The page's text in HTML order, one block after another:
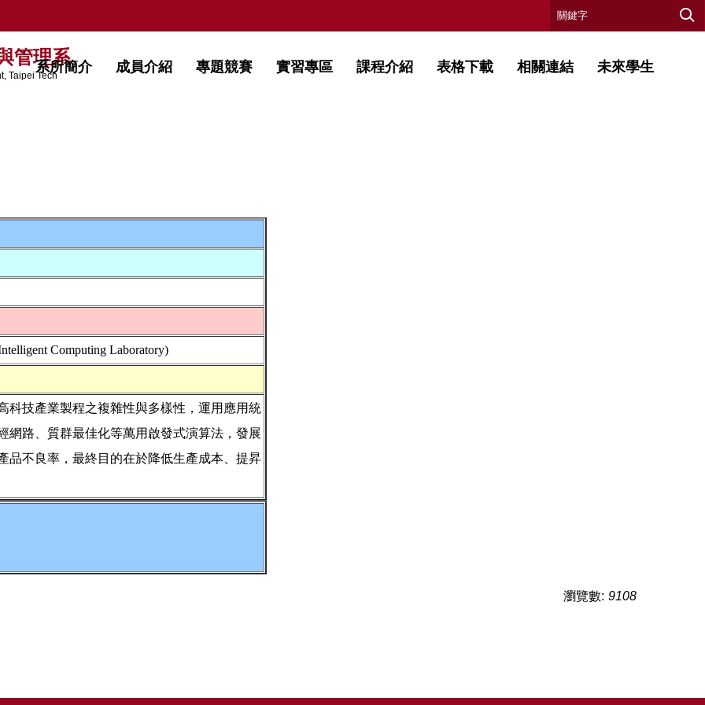
管理系
Taipei Tech
系所簡介 成員介紹 專題競賽 實習專區 課程介紹 表格下載 相關連結 未來學生
Computing Laboratory)
科技產業製程之複雜性與多樣性，運用應用統
網路、質群最佳化等萬用啟發式演算法，發展
品不良率，最終目的在於降低生產成本、提昇
瀏覽數: 9108